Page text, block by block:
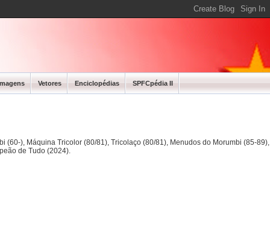
Vetores Enciclopédias SPFCpédia II
), Máquina Tricolor (80/81), Tricolaço (80/81), Menudos do Morumbi (85-
de Tudo (2024).